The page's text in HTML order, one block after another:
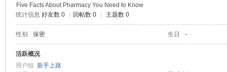
Five Facts About Pharmacy You Need to Know
统计信息 好友数 0 回帖数 0 主题数 0
性别 保密 生日 -
活跃概况
用户组 新手上路